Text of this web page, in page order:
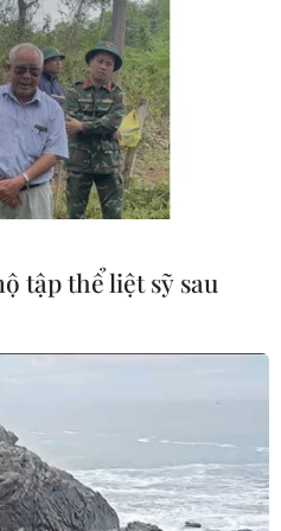
THỊ TÁM, KHÚC THANH
Quy định sử dụng
Hỗ trợ
TTXVN
Bộ Thông tin và Truyền thông
Tám: 093.5958688, Email:
tập thể liệt sỹ sau